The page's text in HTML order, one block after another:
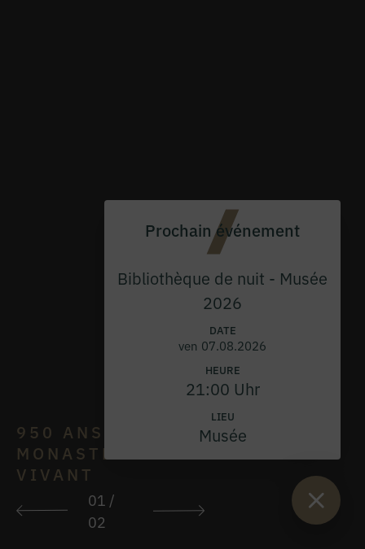
950 ANS D'UN
MONASTÈRE
VIVANT
01 /
02
Prochain événement
Bibliothèque de nuit - Musée
2026
DATE
ven 07.08.2026
HEURE
21:00 Uhr
LIEU
Musée